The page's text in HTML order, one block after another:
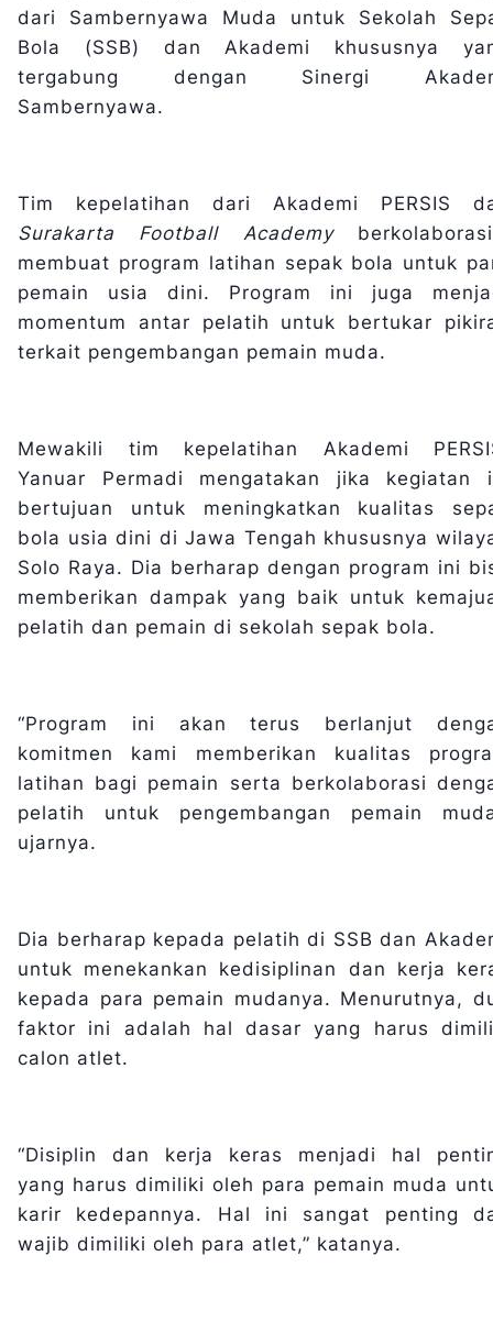
dari Sambernyawa Muda untuk Sekolah
Bola (SSB) dan Akademi khususnya
tergabung dengan Sinergi
Sambernyawa.
Tim kepelatihan dari Akademi PERSIS
Surakarta Football Academy berkolaborasi
membuat program latihan sepak bola untuk
pemain usia dini. Program ini juga
momentum antar pelatih untuk bertukar
terkait pengembangan pemain muda.
Mewakili tim kepelatihan Akademi
Yanuar Permadi mengatakan jika kegiatan
bertujuan untuk meningkatkan kualitas
bola usia dini di Jawa Tengah khususnya
Solo Raya. Dia berharap dengan program ini
memberikan dampak yang baik untuk
pelatih dan pemain di sekolah sepak bola.
“Program ini akan terus berlanjut
komitmen kami memberikan kualitas
latihan bagi pemain serta berkolaborasi
pelatih untuk pengembangan pemain
ujarnya.
Dia berharap kepada pelatih di SSB dan
untuk menekankan kedisiplinan dan kerja
kepada para pemain mudanya. Menurutnya,
faktor ini adalah hal dasar yang harus
calon atlet.
“Disiplin dan kerja keras menjadi hal
yang harus dimiliki oleh para pemain muda
karir kedepannya. Hal ini sangat penting
wajib dimiliki oleh para atlet,” katanya.